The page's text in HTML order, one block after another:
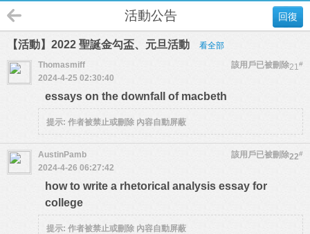
回復
活動公告
【活動】2022 聖誕金勾盃、元旦活動 看全部
21#
Thomasmiff
該用戶已被刪除
2024-4-25 02:30:40
essays on the downfall of macbeth
提示: 作者被禁止或刪除 內容自動屏蔽
22#
AustinPamb
該用戶已被刪除
2024-4-26 06:27:42
how to write a rhetorical analysis essay for
college
提示: 作者被禁止或刪除 內容自動屏蔽